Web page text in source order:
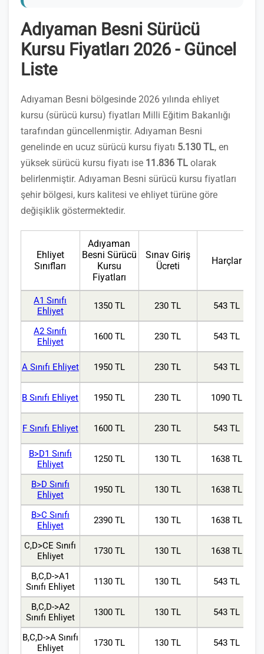
Adıyaman Besni Sürücü
Kursu Fiyatları 2026 - Güncel
Liste
Adıyaman Besni bölgesinde 2026 yılında ehliyet
kursu (sürücü kursu) fiyatları Milli Eğitim Bakanlığı
tarafından güncellenmiştir. Adıyaman Besni
genelinde en ucuz sürücü kursu fiyatı 5.130 TL, en
yüksek sürücü kursu fiyatı ise 11.836 TL olarak
belirlenmiştir. Adıyaman Besni sürücü kursu fiyatları
şehir bölgesi, kurs kalitesi ve ehliyet türüne göre
değişiklik göstermektedir.
Ehliyet
Sınıfları
Adıyaman
Besni Sürücü
Kursu
Fiyatları
Sınav Giriş
Ücreti
Harçlar
A1 Sınıfı
Ehliyet
1350 TL 230 TL 543 TL
A2 Sınıfı
Ehliyet
1600 TL 230 TL 543 TL
A Sınıfı Ehliyet 1950 TL 230 TL 543 TL
B Sınıfı Ehliyet 1950 TL 230 TL 1090 TL
F Sınıfı Ehliyet 1600 TL 230 TL 543 TL
B>D1 Sınıfı
Ehliyet
1250 TL 130 TL 1638 TL
B>D Sınıfı
Ehliyet
1950 TL 130 TL 1638 TL
B>C Sınıfı
Ehliyet
2390 TL 130 TL 1638 TL
C,D>CE Sınıfı
Ehliyet
1730 TL 130 TL 1638 TL
B,C,D->A1
Sınıfı Ehliyet
1130 TL 130 TL 543 TL
B,C,D->A2
Sınıfı Ehliyet
1300 TL 130 TL 543 TL
B,C,D->A Sınıfı
Ehliyet
1730 TL 130 TL 543 TL